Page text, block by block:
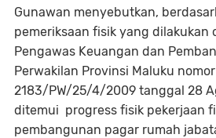
Gunawan menyebutkan,
pemeriksaan fisik yang dilakukan
Pengawas Keuangan dan
Perwakilan Provinsi Maluku
2183/PW/25/4/2009 tanggal 28
ditemui progress fisik pekerjaan
pembangunan pagar rumah